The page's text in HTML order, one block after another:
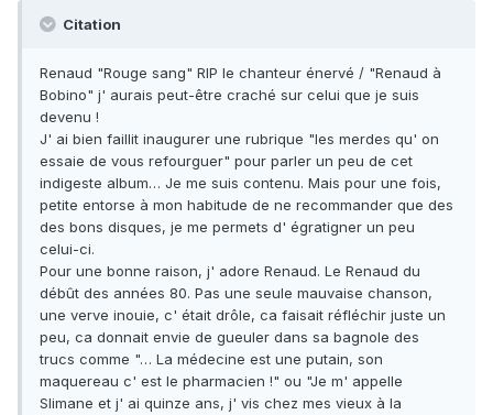
Citation
Renaud "Rouge sang" RIP le chanteur énervé / "Renaud à
Bobino" j' aurais peut-être craché sur celui que je suis
devenu !
J' ai bien faillit inaugurer une rubrique "les merdes qu' on
essaie de vous refourguer" pour parler un peu de cet
indigeste album… Je me suis contenu. Mais pour une fois,
petite entorse à mon habitude de ne recommander que des
des bons disques, je me permets d' égratigner un peu
celui-ci.
Pour une bonne raison, j' adore Renaud. Le Renaud du
débût des années 80. Pas une seule mauvaise chanson,
une verve inouie, c' était drôle, ca faisait réfléchir juste un
peu, ca donnait envie de gueuler dans sa bagnole des
trucs comme "… La médecine est une putain, son
maquereau c' est le pharmacien !" ou "Je m' appelle
Slimane et j' ai quinze ans, j' vis chez mes vieux à la